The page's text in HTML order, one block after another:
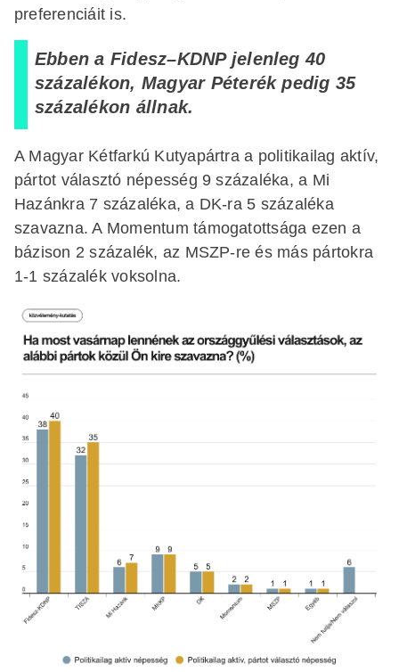
preferenciáit is.
Ebben a Fidesz–KDNP jelenleg 40
százalékon, Magyar Péterék pedig 35
százalékon állnak.
A Magyar Kétfarkú Kutyapártra a politikailag aktív,
pártot választó népesség 9 százaléka, a Mi
Hazánkra 7 százaléka, a DK-ra 5 százaléka
szavazna. A Momentum támogatottsága ezen a
bázison 2 százalék, az MSZP-re és más pártokra
1-1 százalék voksolna.